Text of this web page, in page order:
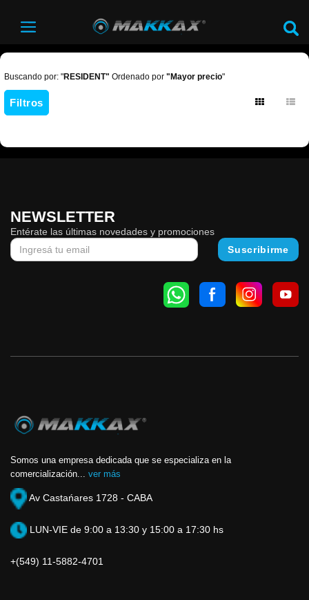
Buscando por: "RESIDENT" Ordenado por "Mayor precio"
Filtros
NEWSLETTER
Entérate las últimas novedades y promociones
Somos una empresa dedicada que se especializa en la
comercialización... ver más
Av Castańares 1728 - CABA
LUN-VIE de 9:00 a 13:30 y 15:00 a 17:30 hs
+(549) 11-5882-4701